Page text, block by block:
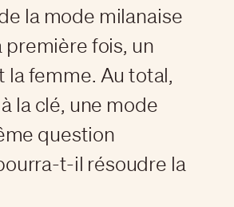
la mode milanaise
fois, un
la femme. Au total,
la clé, une mode
question
t-il résoudre la